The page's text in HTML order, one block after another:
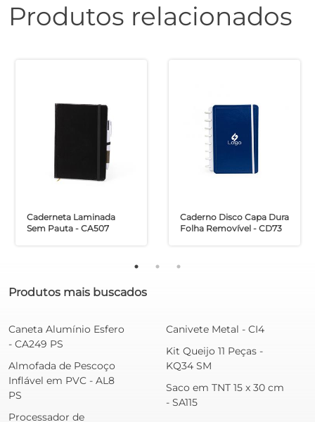
Produtos relacionados
Caderneta Laminada
Sem Pauta - CA507
Caderno Disco Capa Dura
Folha Removível - CD73
Produtos mais buscados
Caneta Alumínio Esfero
- CA249 PS
Almofada de Pescoço
Inflável em PVC - AL8
PS
Processador de
Canivete Metal - CI4
Kit Queijo 11 Peças -
KQ34 SM
Saco em TNT 15 x 30 cm
- SA115